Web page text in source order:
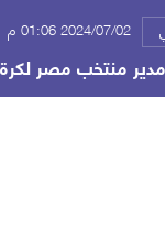
2024/07/02 01:06 م
منتخب مصر لكرة